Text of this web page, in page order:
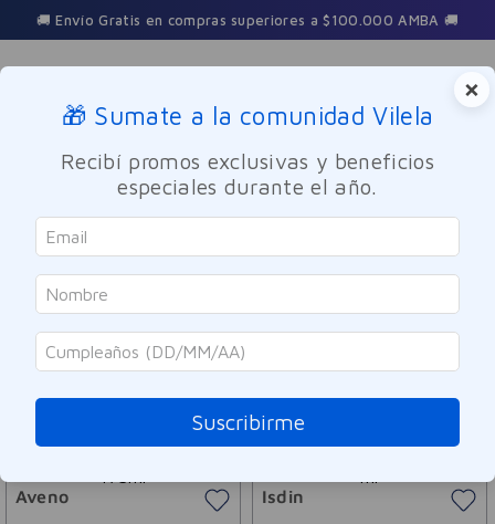
🚚 Envío Gratis en compras superiores a $100.000 AMBA 🚚
Buscar
Aveno Isdin
×
🎁 Sumate a la comunidad Vilela
Recibí promos exclusivas y beneficios
especiales durante el año.
Suscribirme